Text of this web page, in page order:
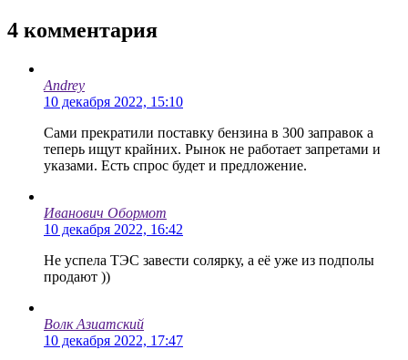
4 комментария
Andrey
10 декабря 2022, 15:10
Сами прекратили поставку бензина в 300 заправок а
теперь ищут крайних. Рынок не работает запретами и
указами. Есть спрос будет и предложение.
Иванович Обормот
10 декабря 2022, 16:42
Не успела ТЭС завести солярку, а её уже из подполы
продают ))
Волк Азиатский
10 декабря 2022, 17:47